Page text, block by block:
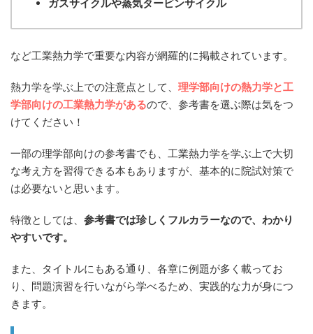
ガスサイクルや蒸気タービンサイクル
など工業熱力学で重要な内容が網羅的に掲載されています。
熱力学を学ぶ上での注意点として、 理学部向けの熱力学と工
学部向けの工業熱力学があるので、参考書を選ぶ際は気をつ
けてください！
一部の理学部向けの参考書でも、工業熱力学を学ぶ上で大切
な考え方を習得できる本もありますが、基本的に院試対策で
は必要ないと思います。
特徴としては、 参考書では珍しくフルカラーなので、わかり
やすいです。
また、タイトルにもある通り、各章に例題が多く載ってお
り、問題演習を行いながら学べるため、実践的な力が身につ
きます。